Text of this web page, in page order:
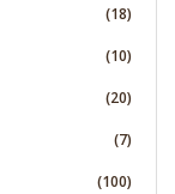
(18)
(10)
(20)
(7)
(100)